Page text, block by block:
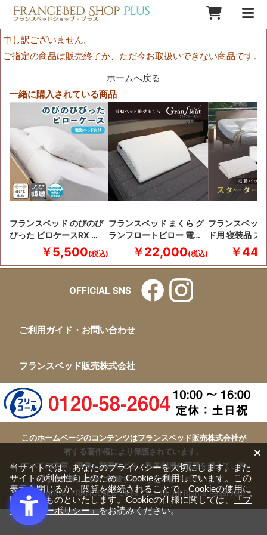
申し訳ございません。
ご指定の商品は販売終了か、ただ今お取扱いできない商品です。
ホームへ戻る
一緒に購入されている商品
フランスベッド のびのび
ぴった ピロケースRX …
￥5,500
フランスベッド まくら グ
ランフロートピロー 電…
￥22,000
フランスベッ
ド用 寝装品 ス
￥
OFFICIAL SNS
ご利用ガイド・お問い合わせ
フランスベッド販売株式会社
このホームページのコンテンツはフランスベッド販売株式会社が
有する著作権により保護されています。
すべての文章、画像、動画などを、私的利用の範囲を超えて、許
可なく複製、改変、転載することは禁じられています。
Copyright(c) FRANCEBED Sales Co., ltd. All Rights Reserved.
当サイトでは、あなたのプライバシーを大切にします。また
サイトの利便性向上のため、Cookieを利用しています。この
表示を閉じるか、閲覧を継続されることで、Cookieの使用に
同意するものといたします。Cookieの仕様に関しては、
「プ
ライバシーポリシー」をお読みください。